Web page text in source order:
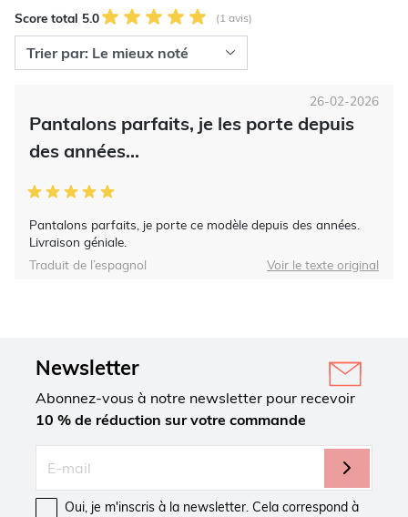
Score total 5.0 (1 avis)
Pantalons parfaits, je les porte depuis
des années...
Pantalons parfaits, je porte ce modèle depuis des années.
Livraison géniale.
26-02-2026
Traduit de l’espagnol Voir le texte original
Newsletter
Abonnez-vous à notre newsletter pour recevoir
10 % de réduction sur votre commande
Oui, je m'inscris à la newsletter. Cela correspond à